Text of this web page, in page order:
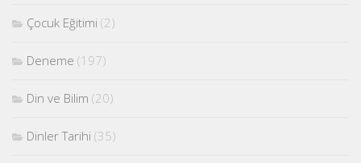
Çocuk Eğitimi (2)
Deneme (197)
Din ve Bilim (20)
Dinler Tarihi (35)